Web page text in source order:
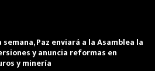
semana, Paz enviará a la Asamblea la
y anuncia reformas en
y minería